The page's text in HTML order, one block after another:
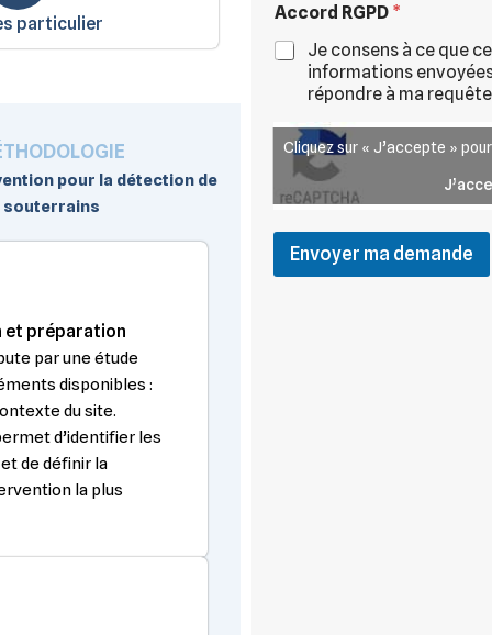
particulier
pour la détection de
souterrains
et préparation
par une étude
disponibles :
du site.
d’identifier les
de définir la
la plus
Accord RGPD *
Je consens à ce que
informations
répondre à ma
Cliquez sur « J’accepte »
Envoyer ma demande